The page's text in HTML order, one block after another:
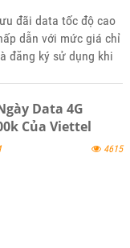
đãi data tốc độ cao
dẫn với mức giá chỉ
đăng ký sử dụng khi
Data 4G
Của Viettel
4615